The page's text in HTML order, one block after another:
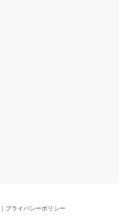
プライバシーポリシー